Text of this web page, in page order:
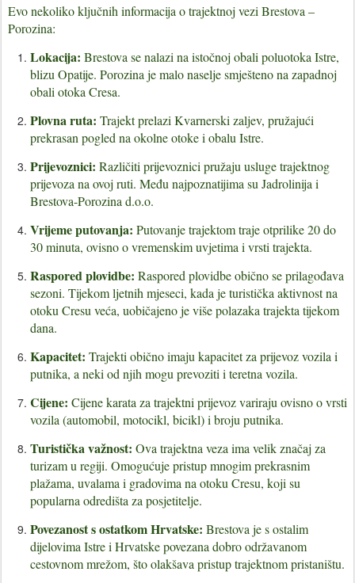
Evo nekoliko ključnih informacija o trajektnoj vezi Brestova –
Porozina:
Lokacija: Brestova se nalazi na istočnoj obali poluotoka Istre,
blizu Opatije. Porozina je malo naselje smješteno na zapadnoj
obali otoka Cresa.
Plovna ruta: Trajekt prelazi Kvarnerski zaljev, pružajući
prekrasan pogled na okolne otoke i obalu Istre.
Prijevoznici: Različiti prijevoznici pružaju usluge trajektnog
prijevoza na ovoj ruti. Među najpoznatijima su Jadrolinija i
Brestova-Porozina d.o.o.
Vrijeme putovanja: Putovanje trajektom traje otprilike 20 do
30 minuta, ovisno o vremenskim uvjetima i vrsti trajekta.
Raspored plovidbe: Raspored plovidbe obično se prilagođava
sezoni. Tijekom ljetnih mjeseci, kada je turistička aktivnost na
otoku Cresu veća, uobičajeno je više polazaka trajekta tijekom
dana.
Kapacitet: Trajekti obično imaju kapacitet za prijevoz vozila i
putnika, a neki od njih mogu prevoziti i teretna vozila.
Cijene: Cijene karata za trajektni prijevoz variraju ovisno o vrsti
vozila (automobil, motocikl, bicikl) i broju putnika.
Turistička važnost: Ova trajektna veza ima velik značaj za
turizam u regiji. Omogućuje pristup mnogim prekrasnim
plažama, uvalama i gradovima na otoku Cresu, koji su
popularna odredišta za posjetitelje.
Povezanost s ostatkom Hrvatske: Brestova je s ostalim
dijelovima Istre i Hrvatske povezana dobro održavanom
cestovnom mrežom, što olakšava pristup trajektnom pristaništu.